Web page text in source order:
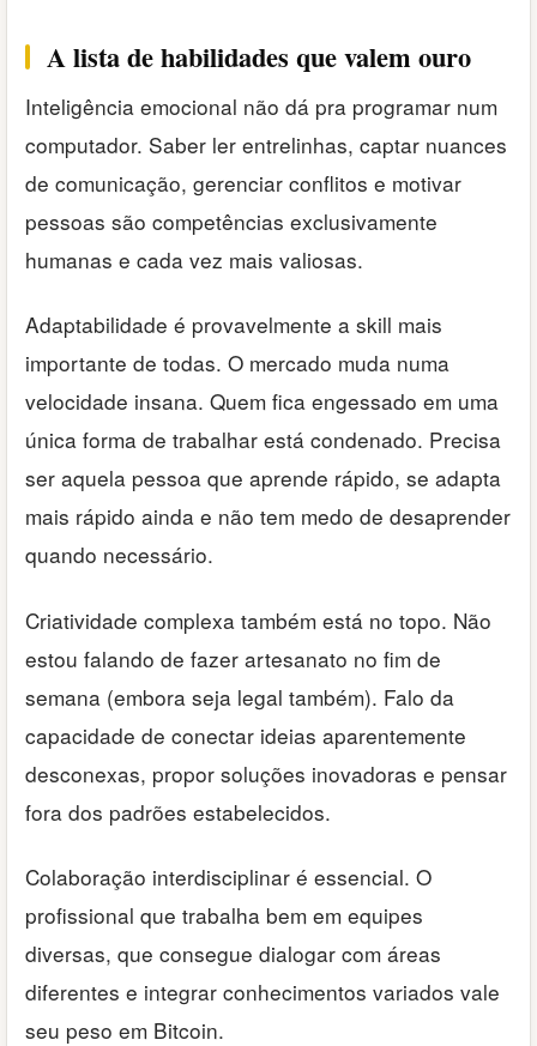
A lista de habilidades que valem ouro
Inteligência emocional não dá pra programar num
computador. Saber ler entrelinhas, captar nuances
de comunicação, gerenciar conflitos e motivar
pessoas são competências exclusivamente
humanas e cada vez mais valiosas.
Adaptabilidade é provavelmente a skill mais
importante de todas. O mercado muda numa
velocidade insana. Quem fica engessado em uma
única forma de trabalhar está condenado. Precisa
ser aquela pessoa que aprende rápido, se adapta
mais rápido ainda e não tem medo de desaprender
quando necessário.
Criatividade complexa também está no topo. Não
estou falando de fazer artesanato no fim de
semana (embora seja legal também). Falo da
capacidade de conectar ideias aparentemente
desconexas, propor soluções inovadoras e pensar
fora dos padrões estabelecidos.
Colaboração interdisciplinar é essencial. O
profissional que trabalha bem em equipes
diversas, que consegue dialogar com áreas
diferentes e integrar conhecimentos variados vale
seu peso em Bitcoin.